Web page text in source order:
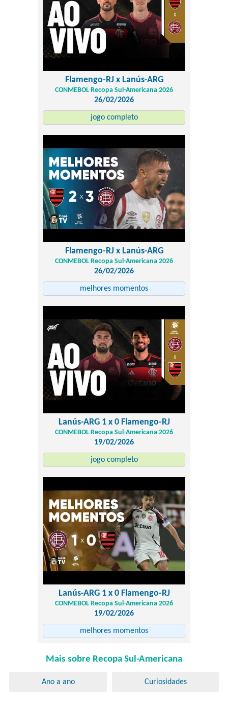
Flamengo-RJ x Lanús-ARG
CONMEBOL Recopa Sul-Americana 2026
26/02/2026
jogo completo
Flamengo-RJ x Lanús-ARG
CONMEBOL Recopa Sul-Americana 2026
26/02/2026
melhores momentos
Lanús-ARG 1 x 0 Flamengo-RJ
CONMEBOL Recopa Sul-Americana 2026
19/02/2026
jogo completo
Lanús-ARG 1 x 0 Flamengo-RJ
CONMEBOL Recopa Sul-Americana 2026
19/02/2026
melhores momentos
Mais sobre Recopa Sul-Americana
Ano a ano Curiosidades